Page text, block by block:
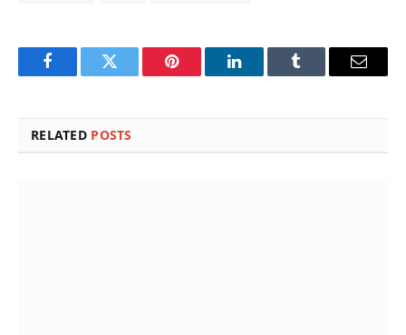
FacebookTwitter Pinterest LinkedInTumblr Email
RELATED POSTS